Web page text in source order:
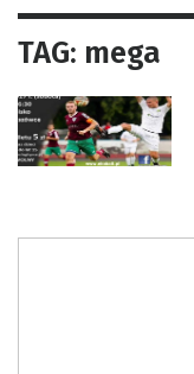
TAG: mega